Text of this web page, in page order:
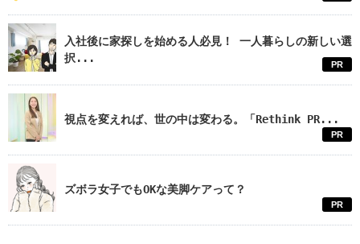
入社後に家探しを始める人必見！ 一人暮らしの新しい選
択...
PR
視点を変えれば、世の中は変わる。「Rethink PR...
PR
ズボラ女子でもOKな美脚ケアって？
PR